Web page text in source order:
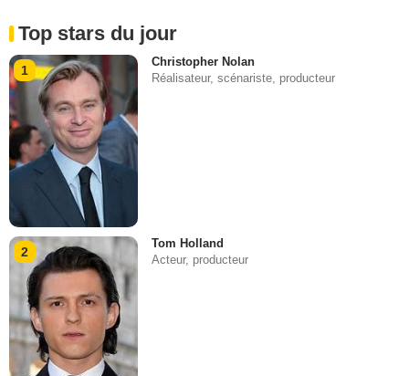
Top stars du jour
1
Christopher Nolan
Réalisateur, scénariste, producteur
2
Tom Holland
Acteur, producteur